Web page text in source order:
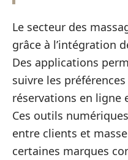
Le secteur des
grâce à l’intégration
Des applications
suivre les
réservations en ligne
Ces outils
entre clients et
certaines marques